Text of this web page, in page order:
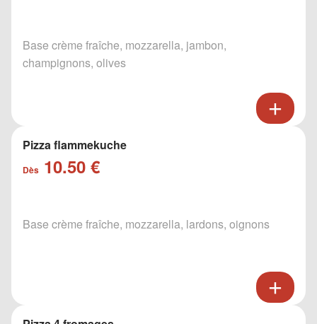
Base crème fraîche, mozzarella, jambon,
champignons, olives
Pizza flammekuche
Dès 10.50 €
Base crème fraîche, mozzarella, lardons, oignons